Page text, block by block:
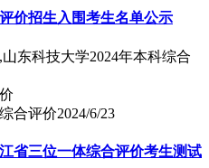
价招生入围考生名单公示
东科技大学2024年本科综合
合评价2024/6/23
省三位一体综合评价考生测试